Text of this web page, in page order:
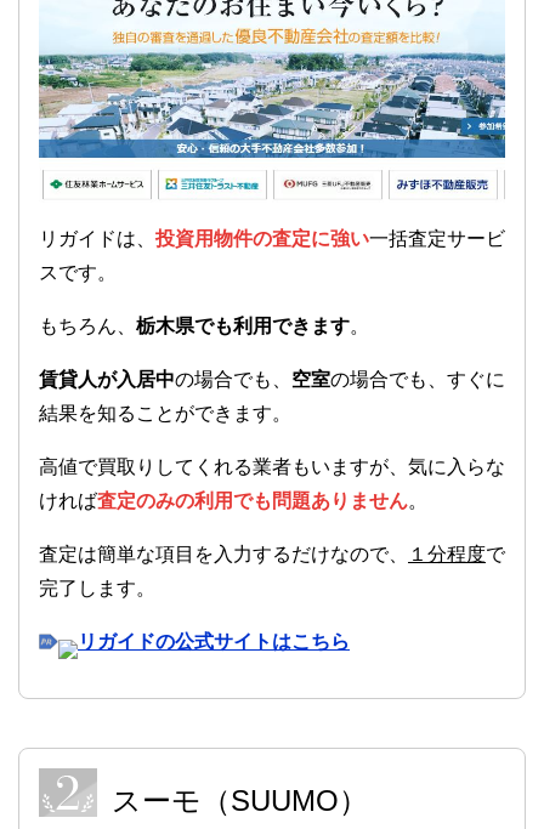
リガイドは、 投資用物件の査定に強い一括査定サービ
スです。
もちろん、 栃木県でも利用できます。
賃貸人が入居中の場合でも、 空室の場合でも、すぐに
結果を知ることができます。
高値で買取りしてくれる業者もいますが、気に入らな
ければ査定のみの利用でも問題ありません。
査定は簡単な項目を入力するだけなので、 １分程度で
完了します。
リガイドの公式サイトはこちら
スーモ（SUUMO）